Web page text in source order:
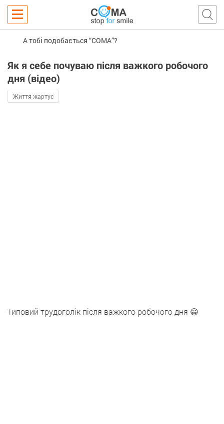
А тобі подобається “COMA”?
Як я себе почуваю після важкого робочого
дня (відео)
Життя жартує
Типовий трудоголік після важкого робочого дня 😀